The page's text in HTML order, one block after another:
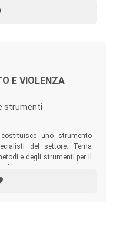
assieme agli utenti,
come luogo accogliente
E VIOLENZA
strumenti
uno strumento
del settore. Tema
e degli strumenti per il